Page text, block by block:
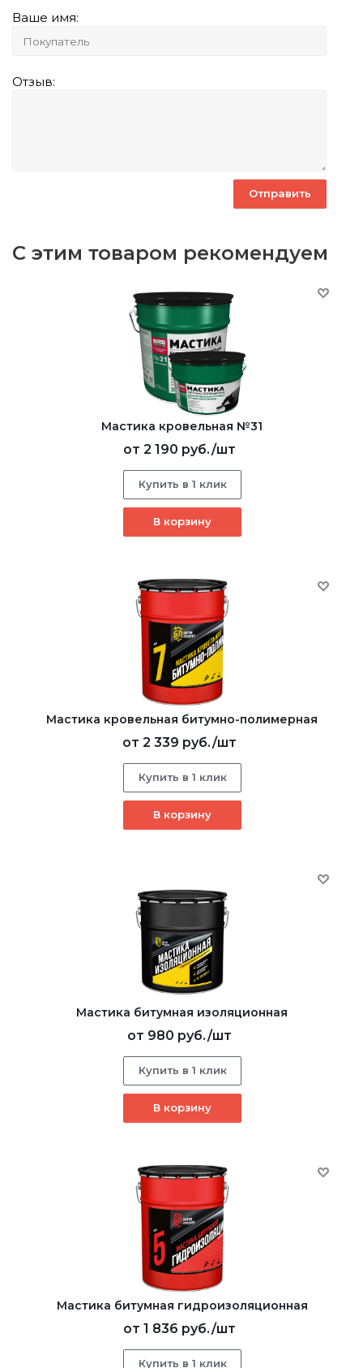
Ваше имя:
Отзыв:
С этим товаром рекомендуем
Мастика кровельная №31
от 2 190 руб./шт
Купить в 1 клик
В корзину
Мастика кровельная битумно-полимерная
от 2 339 руб./шт
Купить в 1 клик
В корзину
Мастика битумная изоляционная
от 980 руб./шт
Купить в 1 клик
В корзину
Мастика битумная гидроизоляционная
от 1 836 руб./шт
Купить в 1 клик